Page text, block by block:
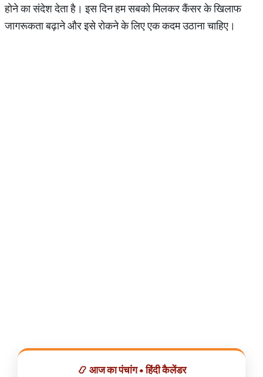
होने का संदेश देता है। इस दिन हम सबको मिलकर कैंसर के खिलाफ
जागरूकता बढ़ाने और इसे रोकने के लिए एक कदम उठाना चाहिए।
📿 आज का पंचांग • हिंदी कैलेंडर